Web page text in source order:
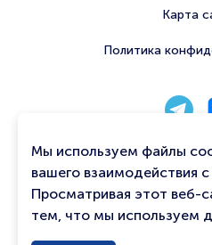
Карта
Политика
8 800
Мы используем файлы
вашего взаимодействия
Просматривая этот веб-
тем, что мы используем